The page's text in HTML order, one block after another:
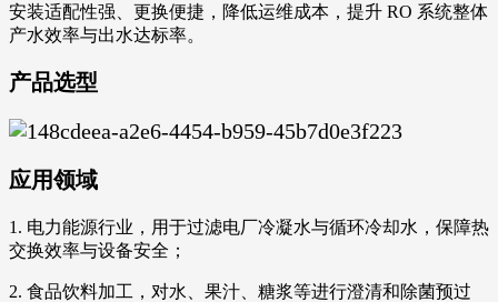
安装适配性强、更换便捷，降低运维成本，提升 RO 系统整体
产水效率与出水达标率。
产品选型
应用领域
1. 电力能源行业，用于过滤电厂冷凝水与循环冷却水，保障热
交换效率与设备安全；
2. 食品饮料加工，对水、果汁、糖浆等进行澄清和除菌预过